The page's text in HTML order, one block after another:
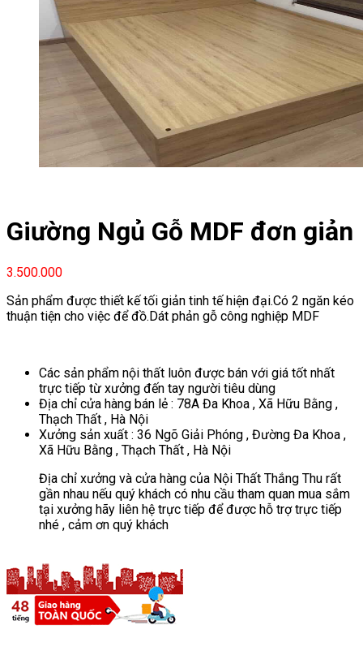
Giường Ngủ Gỗ MDF đơn giản
3.500.000
Sản phẩm được thiết kế tối giản tinh tế hiện đại.Có 2 ngăn kéo
thuận tiện cho việc để đồ.Dát phản gỗ công nghiệp MDF
Các sản phẩm nội thất luôn được bán với giá tốt nhất
trực tiếp từ xưởng đến tay người tiêu dùng
Địa chỉ cửa hàng bán lẻ : 78A Đa Khoa , Xã Hữu Bằng ,
Thạch Thất , Hà Nội
Xưởng sản xuất : 36 Ngõ Giải Phóng , Đường Đa Khoa ,
Xã Hữu Bằng , Thạch Thất , Hà Nội
Địa chỉ xưởng và cửa hàng của Nội Thất Thắng Thu rất
gần nhau nếu quý khách có nhu cầu tham quan mua sắm
tại xưởng hãy liên hệ trực tiếp để được hỗ trợ trực tiếp
nhé , cảm ơn quý khách